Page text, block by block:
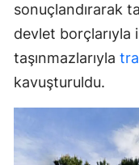
sonuçlandırarak
devlet borçlarıyla
taşınmazlarıyla
kavuşturuldu.